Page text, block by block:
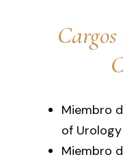
Miembro
of Urology
Miembro